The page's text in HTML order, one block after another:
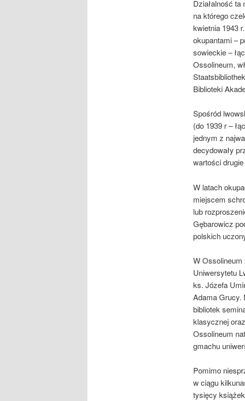
Działalność ta
na którego
kwietnia 1943
okupantami –
sowieckie –
Ossolineum,
Biblioteki
Spośród
(do 1939 r –
jednym z
decydowały
wartości
W latach
miejscem
lub
Gębarowicz
polskich
W Ossolineum
Uniwersytetu
ks. Józefa
Adama Grucy.
bibliotek
klasycznej
Ossolineum
gmachu
Pomimo
w ciągu
tysięcy